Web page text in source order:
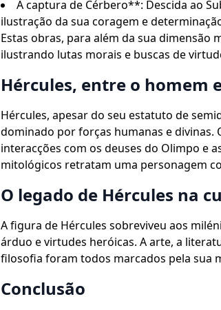
A captura de Cérbero**: Descida ao
ilustração da sua coragem e
Estas obras, para além da sua
ilustrando lutas morais e buscas de
Hércules, entre o homem
Hércules, apesar do seu estatuto de
dominado por forças humanas e divinas.
interacções com os deuses do Olimpo e
mitológicos retratam uma personagem
O legado de Hércules na
A figura de Hércules sobreviveu aos
árduo e virtudes heróicas. A arte, a
filosofia foram todos marcados pela sua
Conclusão